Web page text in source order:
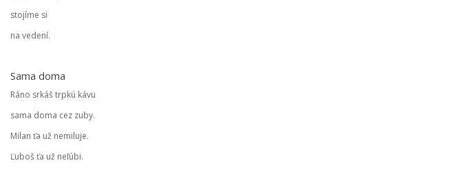
stojíme si
na vedení.
Sama doma
Ráno srkáš trpkú kávu
sama doma cez zuby.
Milan ťa už nemiluje.
Ľuboš ťa už neľúbi.